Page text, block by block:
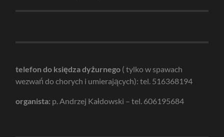
telefon do księdza dyżurnego ( tylko w spawach
wezwań do chorych i umierających): tel. 516368194
organista: p. Andrzej Kałdowski – tel. 606195684